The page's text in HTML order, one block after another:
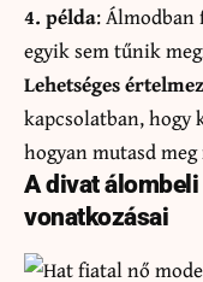
4. példa:
egyik sem tűnik
Lehetséges
kapcsolatban, hogy
hogyan mutasd
A divat
vonatkozásai